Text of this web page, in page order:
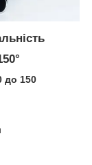
до 150